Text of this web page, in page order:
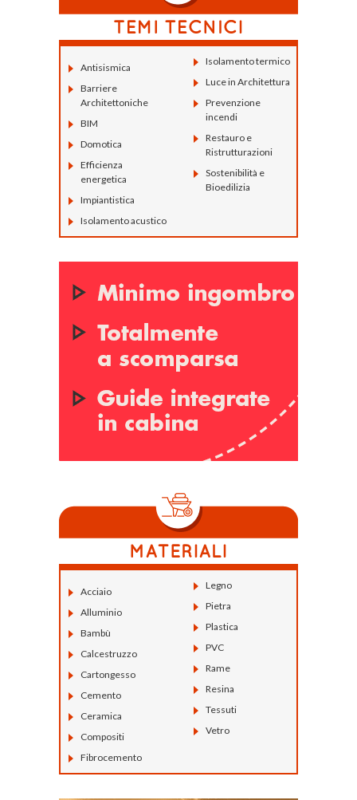
Antisismica
Barriere
Architettoniche
BIM
Domotica
Efficienza
energetica
Impiantistica
Isolamento acustico
Isolamento termico
Luce in Architettura
Prevenzione
incendi
Restauro e
Ristrutturazioni
Sostenibilità e
Bioedilizia
Acciaio
Alluminio
Bambù
Calcestruzzo
Cartongesso
Cemento
Ceramica
Compositi
Fibrocemento
Legno
Pietra
Plastica
PVC
Rame
Resina
Tessuti
Vetro